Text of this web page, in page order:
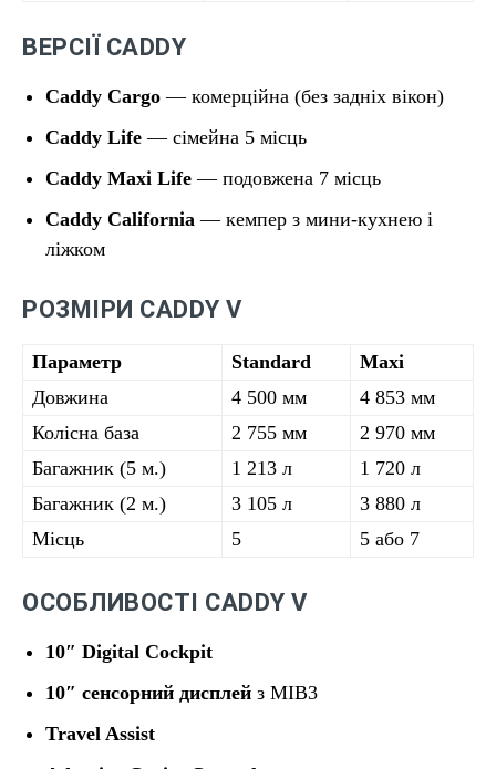
ВЕРСІЇ CADDY
Caddy Cargo — комерційна (без задніх вікон)
Caddy Life — сімейна 5 місць
Caddy Maxi Life — подовжена 7 місць
Caddy California — кемпер з мини-кухнею і
ліжком
РОЗМІРИ CADDY V
Параметр Standard
Maxi
Довжина
4 500 мм
4 853 мм
Колісна база
2 755 мм
2 970 мм
Багажник (5 м.)
1 213 л
1 720 л
Багажник (2 м.)
3 105 л
3 880 л
Місць
5 5 або 7
ОСОБЛИВОСТІ CADDY V
10″ Digital Cockpit
10″ сенсорний дисплей з MIB3
Travel Assist